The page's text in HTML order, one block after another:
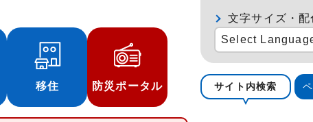
移住 防災ポータル
文字サイズ・
Select
サイト内検索